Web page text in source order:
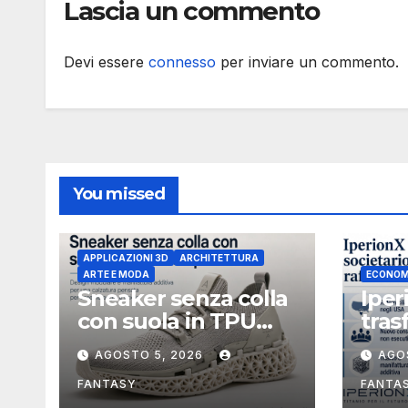
Lascia un commento
Devi essere connesso per inviare un commento.
You missed
APPLICAZIONI 3D
ARCHITETTURA
ARTE E MODA
Sneaker senza colla
con suola in TPU
stampata in 3D
AGOSTO 5, 2026
FANTASY